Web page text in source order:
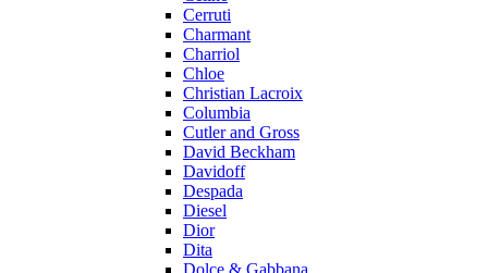
Cerruti
Charmant
Charriol
Chloe
Christian Lacroix
Columbia
Cutler and Gross
David Beckham
Davidoff
Despada
Diesel
Dior
Dita
Dolce & Gabbana